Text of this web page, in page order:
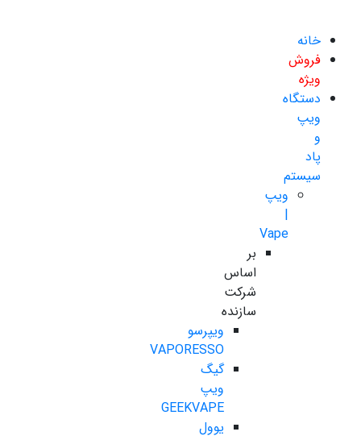
خانه
فروش
ویژه
دستگاه
ویپ
و
پاد
سیستم
ویپ
|
Vape
بر
اساس
شرکت
سازنده
ویپرسو
VAPORESSO
گیگ
ویپ
GEEKVAPE
یوول